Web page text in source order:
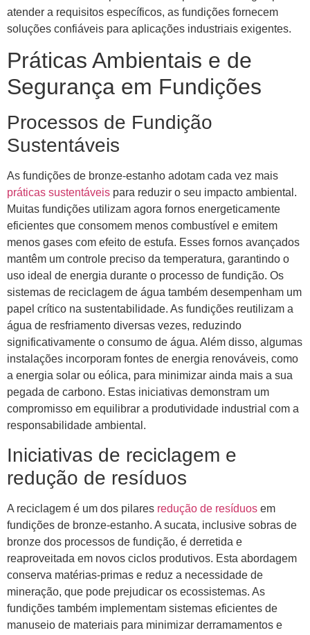
atender a requisitos específicos, as fundições fornecem
soluções confiáveis ​​para aplicações industriais exigentes.
Práticas Ambientais e de
Segurança em Fundições
Processos de Fundição
Sustentáveis
As fundições de bronze-estanho adotam cada vez mais
práticas sustentáveis para reduzir o seu impacto ambiental.
Muitas fundições utilizam agora fornos energeticamente
eficientes que consomem menos combustível e emitem
menos gases com efeito de estufa. Esses fornos avançados
mantêm um controle preciso da temperatura, garantindo o
uso ideal de energia durante o processo de fundição. Os
sistemas de reciclagem de água também desempenham um
papel crítico na sustentabilidade. As fundições reutilizam a
água de resfriamento diversas vezes, reduzindo
significativamente o consumo de água. Além disso, algumas
instalações incorporam fontes de energia renováveis, como
a energia solar ou eólica, para minimizar ainda mais a sua
pegada de carbono. Estas iniciativas demonstram um
compromisso em equilibrar a produtividade industrial com a
responsabilidade ambiental.
Iniciativas de reciclagem e
redução de resíduos
A reciclagem é um dos pilares redução de resíduos em
fundições de bronze-estanho. A sucata, inclusive sobras de
bronze dos processos de fundição, é derretida e
reaproveitada em novos ciclos produtivos. Esta abordagem
conserva matérias-primas e reduz a necessidade de
mineração, que pode prejudicar os ecossistemas. As
fundições também implementam sistemas eficientes de
manuseio de materiais para minimizar derramamentos e